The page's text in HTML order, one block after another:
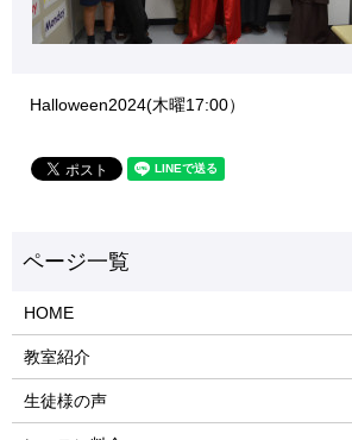
Halloween2024(木曜17:00）
HOME
教室紹介
生徒様の声